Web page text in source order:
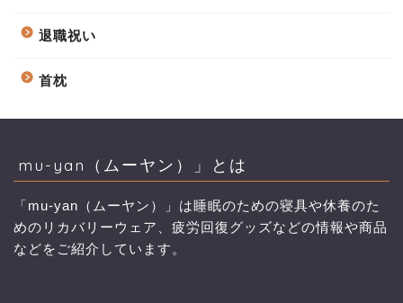
退職祝い
首枕
mu-yan（ムーヤン）」とは
「mu-yan（ムーヤン）」は睡眠のための寝具や休養のた
めのリカバリーウェア、疲労回復グッズなどの情報や商品
などをご紹介しています。